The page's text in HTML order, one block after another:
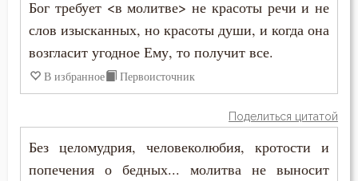
Осуждение
Память
Бог требует <в молитве> не красоты речи и не
слов изысканных, но красоты души, и когда она
возгласит угодное Ему, то получит все.
В избранное Первоисточник
Поделиться цитатой
Без целомудрия, человеколюбия, кротости и
попечения о бедных... молитва не выносит